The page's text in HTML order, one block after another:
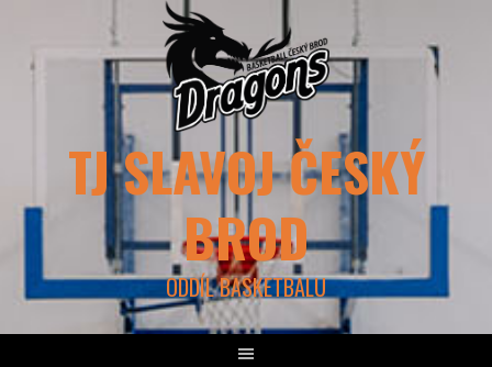
content
TJ SLAVOJ ČESKÝ
BROD
ODDÍL BASKETBALU